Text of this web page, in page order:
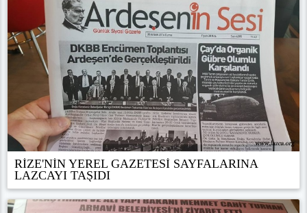
RİZE'NİN YEREL GAZETESİ SAYFALARINA
LAZCAYI TAŞIDI